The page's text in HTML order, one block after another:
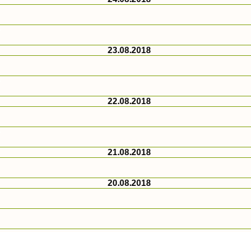
23.08.2018
22.08.2018
21.08.2018
20.08.2018